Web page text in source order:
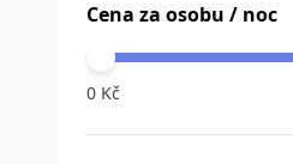
Cena za osobu / noc
0 Kč